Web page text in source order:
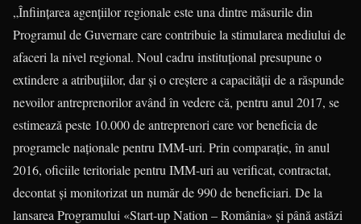
„Înființarea agențiilor regionale este una dintre măsurile din
Programul de Guvernare care contribuie la stimularea mediului de
afaceri la nivel regional. Noul cadru instituțional presupune o
extindere a atribuțiilor, dar și o creștere a capacității de a răspunde
nevoilor antreprenorilor având în vedere că, pentru anul 2017, se
estimează peste 10.000 de antreprenori care vor beneficia de
programele naționale pentru IMM-uri. Prin comparație, în anul
2016, oficiile teritoriale pentru IMM-uri au verificat, contractat,
decontat și monitorizat un număr de 990 de beneficiari. De la
lansarea Programului «Start-up Nation – România» și până astăzi